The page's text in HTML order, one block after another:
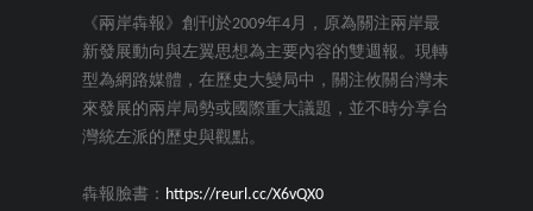
《兩岸犇報》創刊於2009年4月，原為關注兩岸最
新發展動向與左翼思想為主要內容的雙週報。現轉
型為網路媒體，在歷史大變局中，關注攸關台灣未
來發展的兩岸局勢或國際重大議題，並不時分享台
灣統左派的歷史與觀點。
犇報臉書： https://reurl.cc/X6vQX0